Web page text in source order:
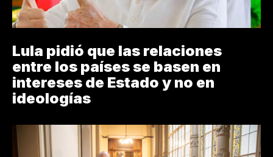
Lula pidió que las relaciones
entre los países se basen en
intereses de Estado y no en
ideologías